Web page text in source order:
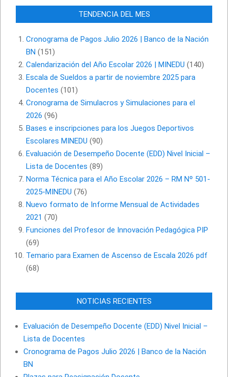
TENDENCIA DEL MES
Cronograma de Pagos Julio 2026 | Banco de la Nación
BN (151)
Calendarización del Año Escolar 2026 | MINEDU (140)
Escala de Sueldos a partir de noviembre 2025 para
Docentes (101)
Cronograma de Simulacros y Simulaciones para el
2026 (96)
Bases e inscripciones para los Juegos Deportivos
Escolares MINEDU (90)
Evaluación de Desempeño Docente (EDD) Nivel Inicial –
Lista de Docentes (89)
Norma Técnica para el Año Escolar 2026 – RM Nº 501-
2025-MINEDU (76)
Nuevo formato de Informe Mensual de Actividades
2021 (70)
Funciones del Profesor de Innovación Pedagógica PIP
(69)
Temario para Examen de Ascenso de Escala 2026 pdf
(68)
NOTICIAS RECIENTES
Evaluación de Desempeño Docente (EDD) Nivel Inicial –
Lista de Docentes
Cronograma de Pagos Julio 2026 | Banco de la Nación
BN